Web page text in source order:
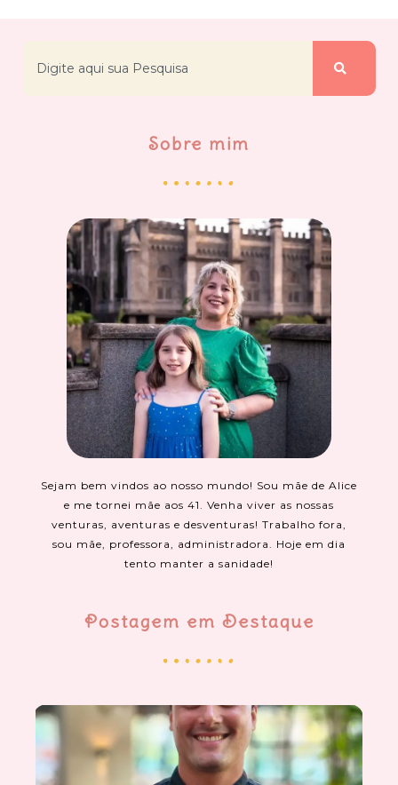
Sobre mim
Sejam bem vindos ao nosso mundo! Sou mãe de Alice
e me tornei mãe aos 41. Venha viver as nossas
venturas, aventuras e desventuras! Trabalho fora,
sou mãe, professora, administradora. Hoje em dia
tento manter a sanidade!
Postagem em Destaque